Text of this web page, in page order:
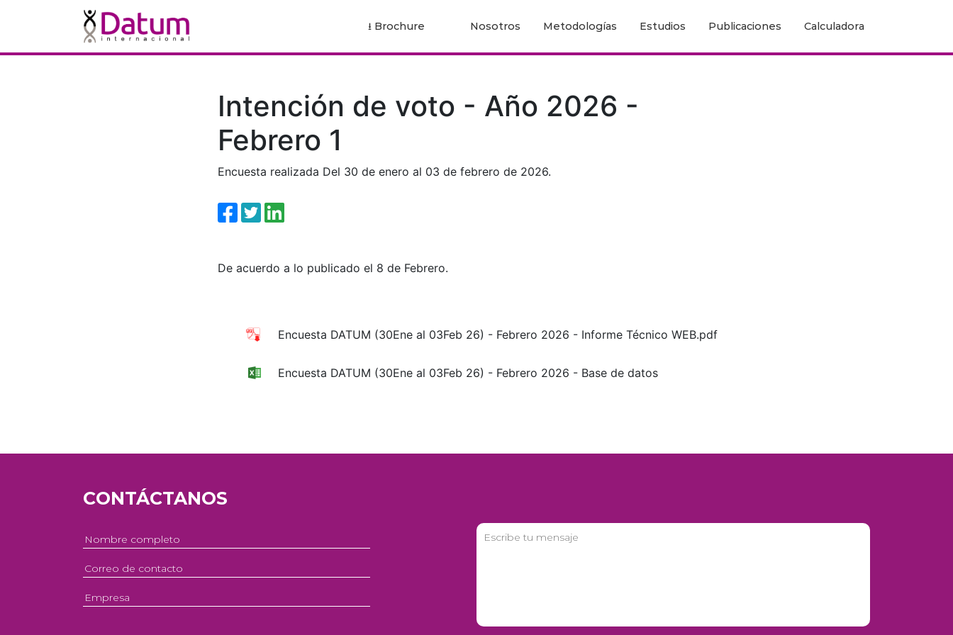
⭳ Brochure Nosotros Metodologías Estudios Publicaciones Calculadora
Intención de voto - Año 2026 -
Febrero 1
Encuesta realizada Del 30 de enero al 03 de febrero de 2026.
De acuerdo a lo publicado el 8 de Febrero.
Encuesta DATUM (30Ene al 03Feb 26) - Febrero 2026 - Informe Técnico WEB.pdf
Encuesta DATUM (30Ene al 03Feb 26) - Febrero 2026 - Base de datos
CONTÁCTANOS